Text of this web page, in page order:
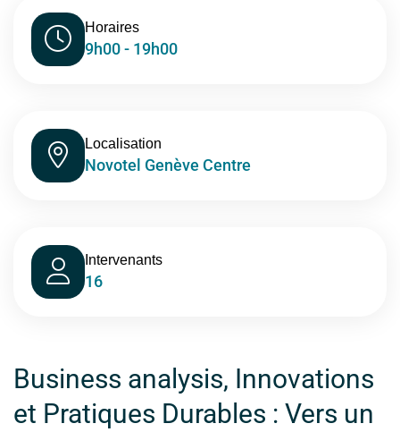
Horaires
9h00 - 19h00
Localisation
Novotel Genève Centre
Intervenants
16
Business analysis, Innovations
et Pratiques Durables : Vers un